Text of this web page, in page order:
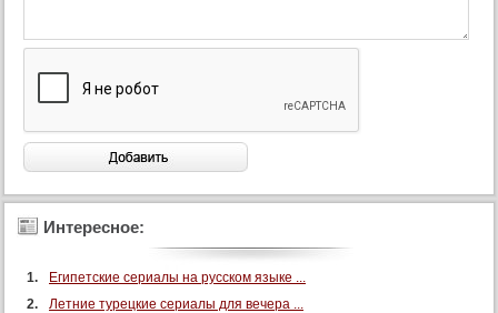
Интересное:
Египетские сериалы на русском языке ...
Летние турецкие сериалы для вечера ...